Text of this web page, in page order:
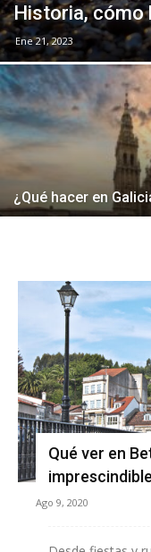
Historia, cómo
Ene 21, 2023
¿Qué hacer en
Qué ver en
Ago 9, 2020